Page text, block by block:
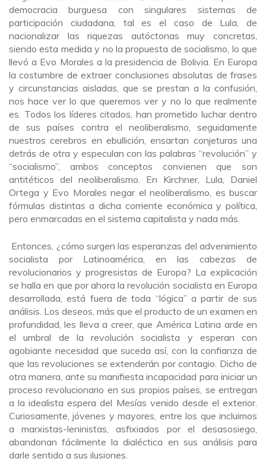
democracia burguesa con singulares sistemas de
participación ciudadana, tal es el caso de Lula, de
nacionalizar las riquezas autóctonas muy concretas,
siendo esta medida y no la propuesta de socialismo, lo que
llevó a Evo Morales a la presidencia de Bolivia. En Europa
la costumbre de extraer conclusiones absolutas de frases
y circunstancias aisladas, que se prestan a la confusión,
nos hace ver lo que queremos ver y no lo que realmente
es. Todos los líderes citados, han prometido luchar dentro
de sus países contra el neoliberalismo, seguidamente
nuestros cerebros en ebullición, ensartan conjeturas una
detrás de otra y especulan con las palabras “revolución” y
“socialismo”, ambos conceptos convienen que son
antitéticos del neoliberalismo. En Kirchner, Lula, Daniel
Ortega y Evo Morales negar el neoliberalismo, es buscar
fórmulas distintas a dicha corriente económica y política,
pero enmarcadas en el sistema capitalista y nada más.
Entonces, ¿cómo surgen las esperanzas del advenimiento
socialista por Latinoamérica, en las cabezas de
revolucionarios y progresistas de Europa? La explicación
se halla en que por ahora la revolución socialista en Europa
desarrollada, está fuera de toda “lógica” a partir de sus
análisis. Los deseos, más que el producto de un examen en
profundidad, les lleva a creer, que América Latina arde en
el umbral de la revolución socialista y esperan con
agobiante necesidad que suceda así, con la confianza de
que las revoluciones se extenderán por contagio. Dicho de
otra manera, ante su manifiesta incapacidad para iniciar un
proceso revolucionario en sus propios países, se entregan
a la idealista espera del Mesías venido desde el exterior.
Curiosamente, jóvenes y mayores, entre los que incluimos
a marxistas-leninistas, asfixiados por el desasosiego,
abandonan fácilmente la dialéctica en sus análisis para
darle sentido a sus ilusiones.